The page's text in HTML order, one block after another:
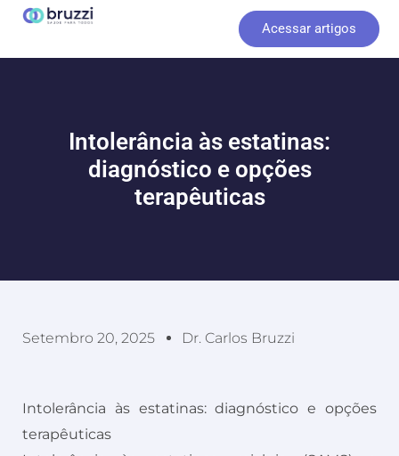
o
Acessar artigos
Intolerância às estatinas:
diagnóstico e opções
terapêuticas
Setembro 20, 2025 Dr. Carlos Bruzzi
Intolerância às estatinas: diagnóstico e opções
terapêuticas